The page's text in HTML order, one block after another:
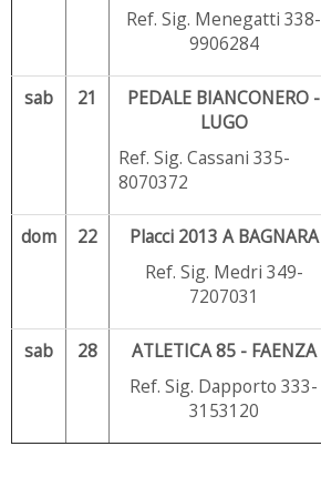
Ref. Sig. Menegatti 338-
9906284
sab 21
PEDALE BIANCONERO -
LUGO
Ref. Sig. Cassani 335-
8070372
dom 22
Placci 2013 A BAGNARA
Ref. Sig. Medri 349-
7207031
sab 28
ATLETICA 85 - FAENZA
Ref. Sig. Dapporto 333-
3153120